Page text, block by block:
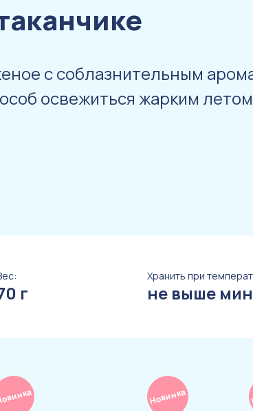
с соблазнительным
освежиться жарким
г
Хранить при
не выше
Новинка